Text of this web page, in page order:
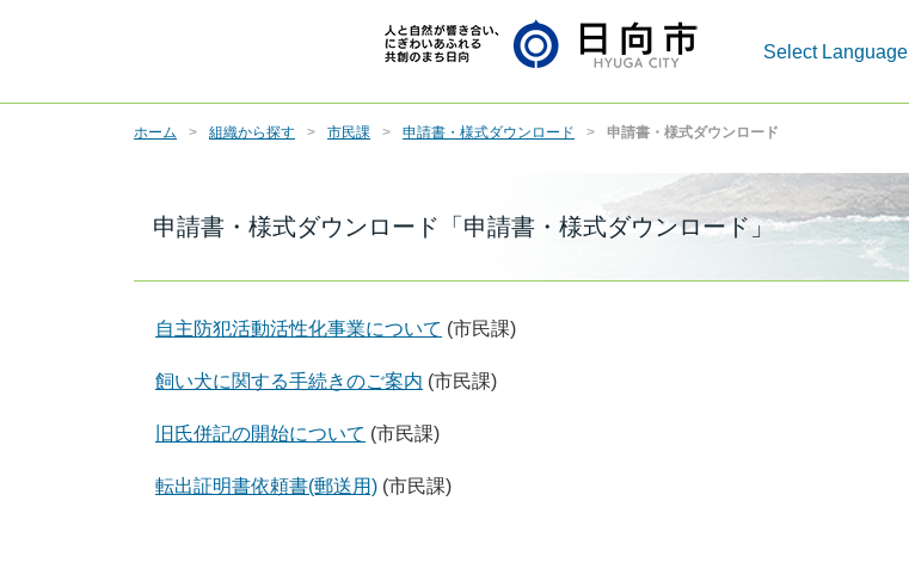
Select Language
ホーム 組織から探す 市民課 申請書・様式ダウンロード 申請書・様式ダウンロード
申請書・様式ダウンロード「申請書・様式ダウンロード」
自主防犯活動活性化事業について (市民課)
飼い犬に関する手続きのご案内 (市民課)
旧氏併記の開始について (市民課)
転出証明書依頼書(郵送用) (市民課)